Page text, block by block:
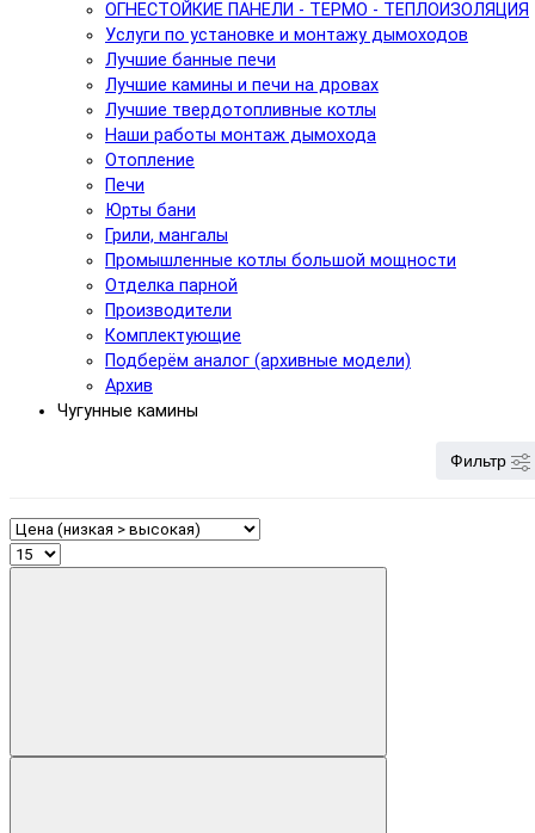
ОГНЕСТОЙКИЕ ПАНЕЛИ - ТЕРМО - ТЕПЛОИЗОЛЯЦИЯ
Услуги по установке и монтажу дымоходов
Лучшие банные печи
Лучшие камины и печи на дровах
Лучшие твердотопливные котлы
Наши работы монтаж дымохода
Отопление
Печи
Юрты бани
Грили, мангалы
Промышленные котлы большой мощности
Отделка парной
Производители
Комплектующие
Подберём аналог (архивные модели)
Архив
Чугунные камины
Фильтр